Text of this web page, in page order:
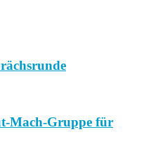
Mach-Gruppe für